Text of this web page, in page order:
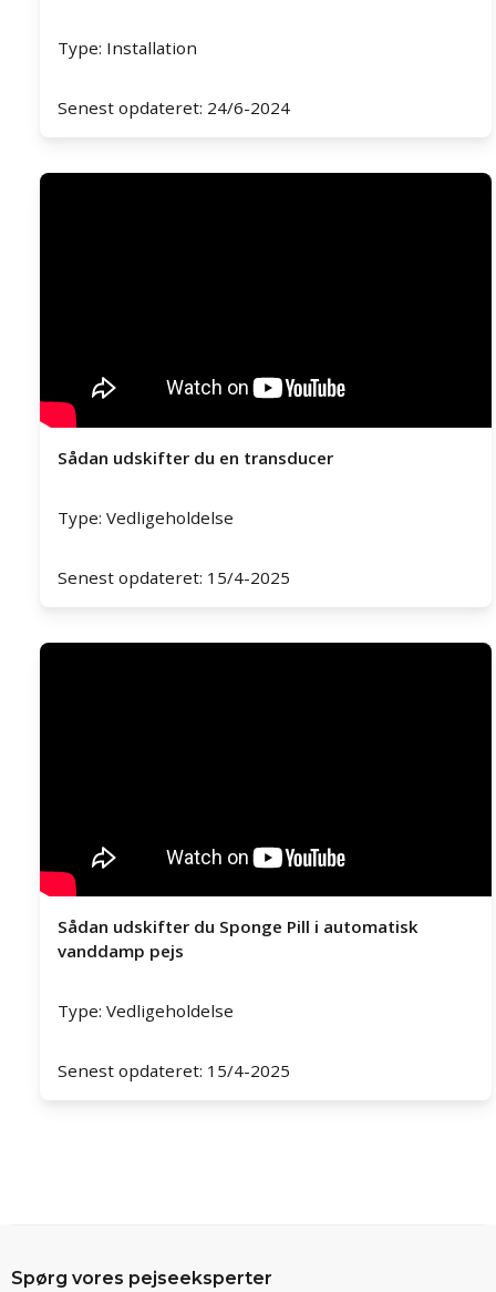
Type: Installation
Senest opdateret: 24/6-2024
Sådan udskifter du en transducer
Type: Vedligeholdelse
Senest opdateret: 15/4-2025
Sådan udskifter du Sponge Pill i automatisk
vanddamp pejs
Type: Vedligeholdelse
Senest opdateret: 15/4-2025
Spørg vores pejseeksperter